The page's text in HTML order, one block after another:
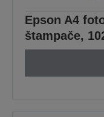
Epson A4
štampače,